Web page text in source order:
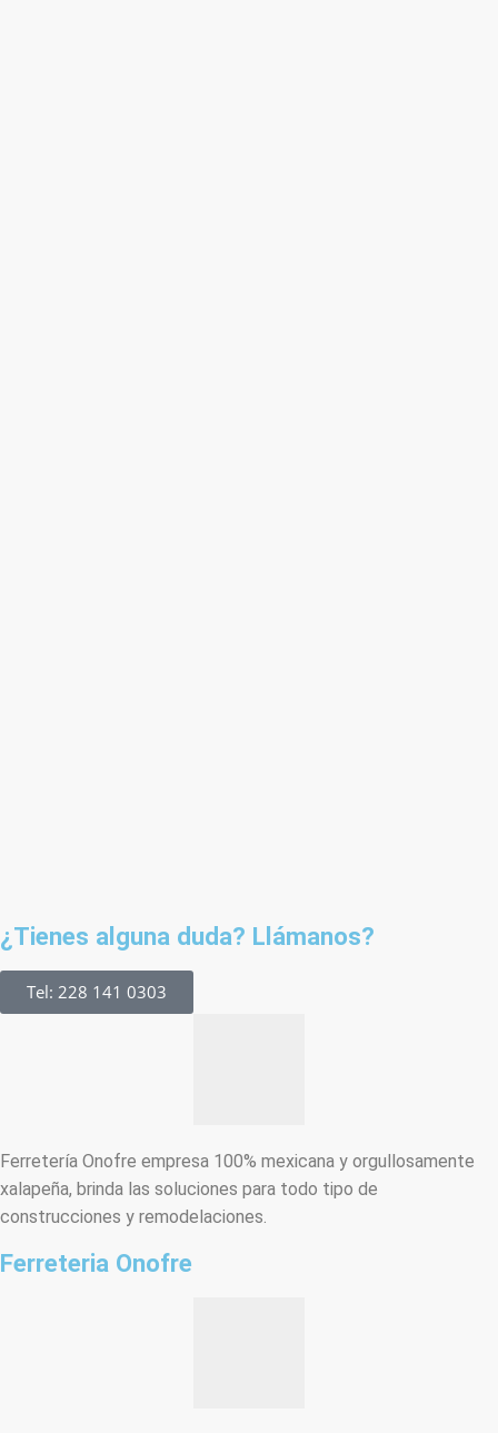
¿Tienes alguna duda? Llámanos?
Tel: 228 141 0303
Ferretería Onofre empresa 100% mexicana y orgullosamente
xalapeña, brinda las soluciones para todo tipo de
construcciones y remodelaciones.
Ferreteria Onofre